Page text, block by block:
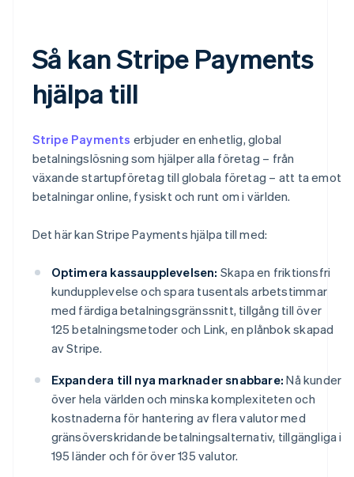
Så kan Stripe Payments
hjälpa till
Stripe Payments erbjuder en enhetlig, global
betalningslösning som hjälper alla företag – från
växande startupföretag till globala företag – att ta emot
betalningar online, fysiskt och runt om i världen.
Det här kan Stripe Payments hjälpa till med:
Optimera kassaupplevelsen: Skapa en friktionsfri
kundupplevelse och spara tusentals arbetstimmar
med färdiga betalningsgränssnitt, tillgång till över
125 betalningsmetoder och Link, en plånbok skapad
av Stripe.
Expandera till nya marknader snabbare: Nå kunder
över hela världen och minska komplexiteten och
kostnaderna för hantering av flera valutor med
gränsöverskridande betalningsalternativ, tillgängliga i
195 länder och för över 135 valutor.